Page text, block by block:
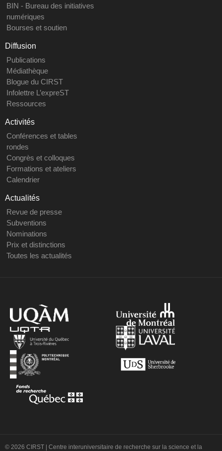
BIN - Bureau des initiatives
numériques
Bourses et soutien
Diffusion
Publications
Médiathèque
Blogue du CIRST
Infolettre L’expreST
Ressources
Activités
Conférences et tables
rondes
Congrès et colloques
Formations et ateliers
Calendrier
Actualités
Revue de presse
Subventions
Nominations
Prix et distinctions
Toutes les actualités
© 2026 CIRST | Centre interuniversitaire de recherche sur la science et la